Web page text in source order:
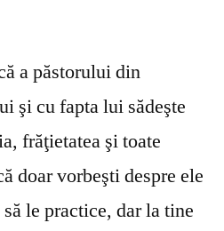
a păstorului din
şi cu fapta lui sădeşte
frăţietatea şi toate
doar vorbeşti despre ele
le practice, dar la tine